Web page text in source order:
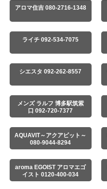
アロマ住吉 080-2716-1348
ライチ 092-534-7075
シエスタ 092-262-8557
メンズ ラルフ 博多駅筑紫
口 092-720-7377
AQUAVIT～アクアビット～
080-9044-8294
aroma EGOIST アロマエゴ
イスト 0120-400-034